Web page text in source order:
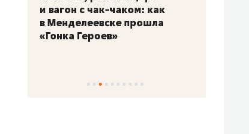
и вагон с чак-чаком: как
в Менделеевске прошла
«Гонка Героев»